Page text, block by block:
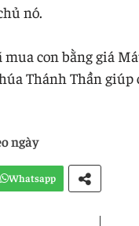
nó.
con bằng giá
Thánh Thần
ngày
Whatsapp